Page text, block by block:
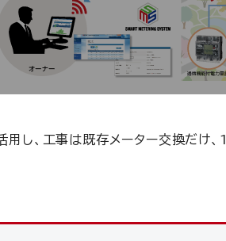
用し、工事は既存メーター交換だけ